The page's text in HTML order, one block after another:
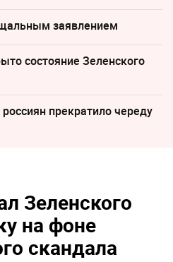
заявлением
состояние Зеленского
прекратило череду
Зеленского
на фоне
скандала